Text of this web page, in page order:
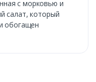
с морковью и
салат, который
обогащен